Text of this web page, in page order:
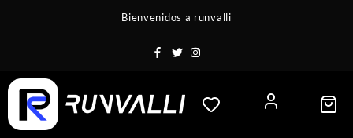
Bienvenidos a runvalli